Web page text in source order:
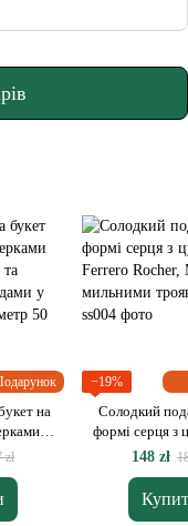
на
та
50 см)
zł
−19%
Солодкий
формі серця з
Ferrero148 zł